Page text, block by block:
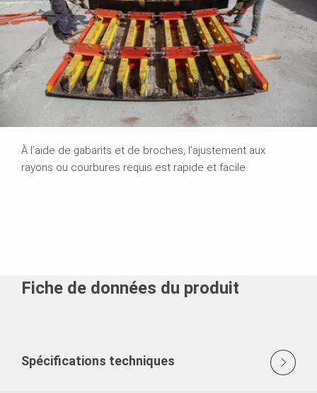
À l’aide de gabarits et de broches, l’ajustement aux
rayons ou courbures requis est rapide et facile.
Fiche de données du produit
Spécifications techniques